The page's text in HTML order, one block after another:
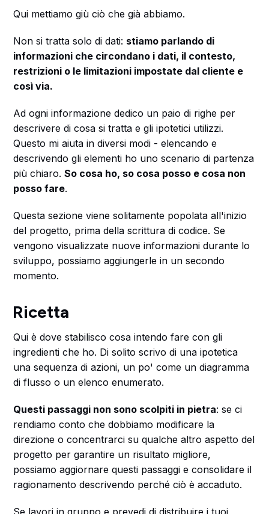
Qui mettiamo giù ciò che già abbiamo.
Non si tratta solo di dati: stiamo parlando di
informazioni che circondano i dati, il contesto,
restrizioni o le limitazioni impostate dal cliente e
così via.
Ad ogni informazione dedico un paio di righe per
descrivere di cosa si tratta e gli ipotetici utilizzi.
Questo mi aiuta in diversi modi - elencando e
descrivendo gli elementi ho uno scenario di partenza
più chiaro.So cosa ho, so cosa posso e cosa non
posso fare.
Questa sezione viene solitamente popolata all'inizio
del progetto, prima della scrittura di codice. Se
vengono visualizzate nuove informazioni durante lo
sviluppo, possiamo aggiungerle in un secondo
momento.
Ricetta
Qui è dove stabilisco cosa intendo fare con gli
ingredienti che ho. Di solito scrivo di una ipotetica
una sequenza di azioni, un po' come un diagramma
di flusso o un elenco enumerato.
Questi passaggi non sono scolpiti in pietra: se ci
rendiamo conto che dobbiamo modificare la
direzione o concentrarci su qualche altro aspetto del
progetto per garantire un risultato migliore,
possiamo aggiornare questi passaggi e consolidare il
ragionamento descrivendo perché ciò è accaduto.